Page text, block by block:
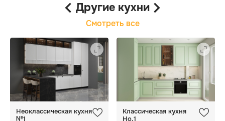
Другие кухни
Смотреть все
Неоклассическая кухня
№1
Классическая кухня
Но.1